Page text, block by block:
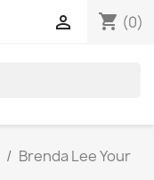
shopping_cart (0)

Brenda Lee Your